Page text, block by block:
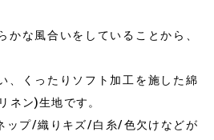
かな風合いをしていることから、
、くったりソフト加工を施した綿
ネン)生地です。
ップ/織りキズ/白糸/色欠けなどが